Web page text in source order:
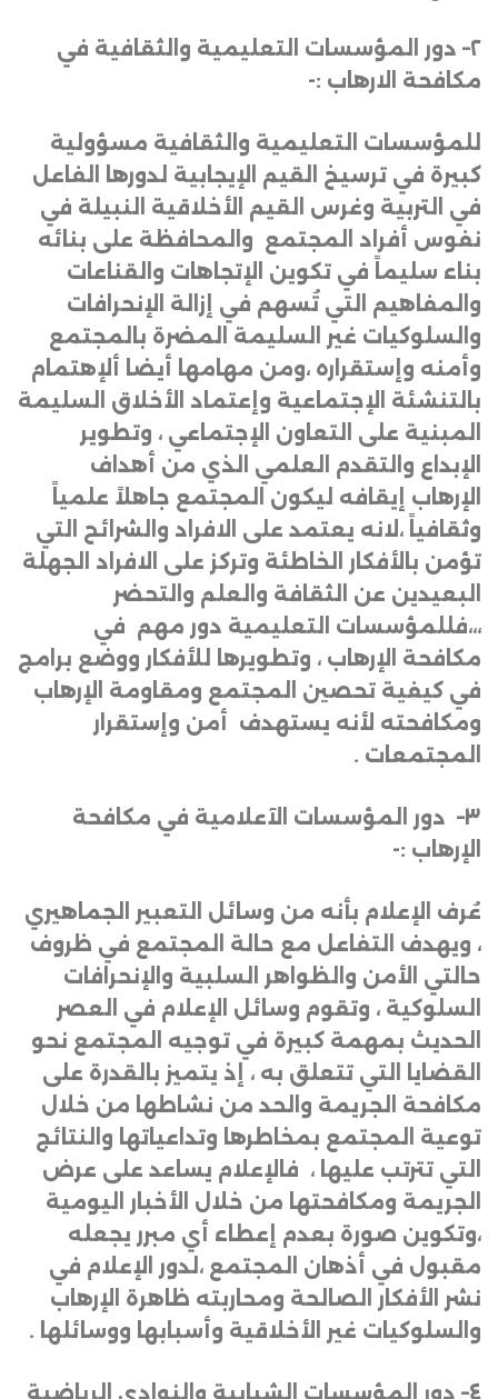
٢– دور المؤسسات التعليمية والثقافية في
مكافحة الارهاب :-
للمؤسسات التعليمية والثقافية مسؤولية
كبيرة في ترسيخ القيم الإيجابية لدورها الفاعل
في التربية وغرس القيم الأخلاقية النبيلة في
نفوس أفراد المجتمع والمحافظة على بنائه
بناء سليماً في تكوين الإتجاهات والقناعات
والمفاهيم التي تُسهم في إزالة الإنحرافات
والسلوكيات غير السليمة المضرة بالمجتمع
وأمنه وإستقراره ،ومن مهامها أيضا ألإهتمام
بالتنشئة الإجتماعية وإعتماد الأخلاق السليمة
المبنية على التعاون الإجتماعي ، وتطوير
الإبداع والتقدم العلمي الذي من أهداف
الإرهاب إيقافه ليكون المجتمع جاهلاً علمياً
وثقافياً ،لانه يعتمد على الافراد والشرائح التي
تؤمن بالأفكار الخاطئة وتركز على الافراد الجهلة
البعيدين عن الثقافة والعلم والتحضر
،،،فللمؤسسات التعليمية دور مهم في
مكافحة الإرهاب ، وتطويرها للأفكار ووضع برامج
في كيفية تحصين المجتمع ومقاومة الإرهاب
ومكافحته لأنه يستهدف أمن وإستقرار
المجتمعات .
٣– دور المؤسسات الآعلامية في مكافحة
الإرهاب :-
عُرف الإعلام بأنه من وسائل التعبير الجماهيري
، ويهدف التفاعل مع حالة المجتمع في ظروف
حالتي الأمن والظواهر السلبية والإنحرافات
السلوكية ، وتقوم وسائل الإعلام في العصر
الحديث بمهمة كبيرة في توجيه المجتمع نحو
القضايا التي تتعلق به ، إذ يتميز بالقدرة على
مكافحة الجريمة والحد من نشاطها من خلال
توعية المجتمع بمخاطرها وتداعياتها والنتائج
التي تترتب عليها ، فالإعلام يساعد على عرض
الجريمة ومكافحتها من خلال الأخبار اليومية
،وتكوين صورة بعدم إعطاء أي مبرر يجعله
مقبول في أذهان المجتمع ،لدور الإعلام في
نشر الأفكار الصالحة ومحاربته ظاهرة الإرهاب
والسلوكيات غير الأخلاقية وأسبابها ووسائلها .
٤– دور المؤسسات الشبابية والنوادي الرياضية